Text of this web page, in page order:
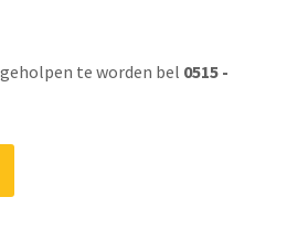
te worden bel 0515 -